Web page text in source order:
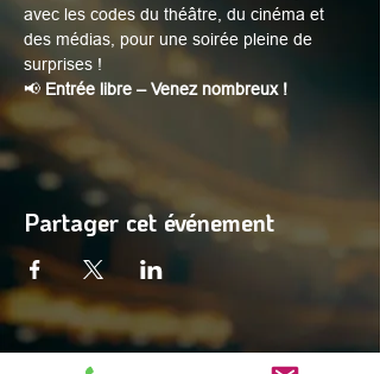
avec les codes du théâtre, du cinéma et
des médias, pour une soirée pleine de
surprises !
📢 Entrée libre – Venez nombreux !
Partager cet événement